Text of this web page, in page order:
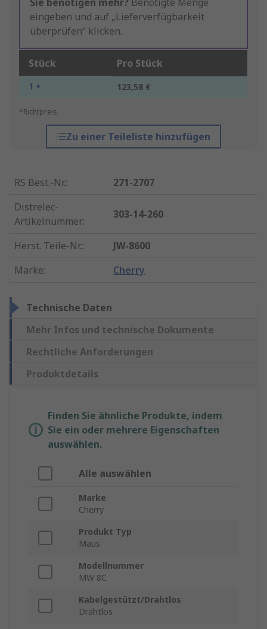
Sie benötigen mehr? Benötigte Menge
eingeben und auf „Lieferverfügbarkeit
überprüfen“ klicken.
Stück Pro Stück
1 + 123,58 €
*Richtpreis
Zu einer Teileliste hinzufügen
RS Best.-Nr.:
271-2707
Distrelec-
Artikelnummer:
303-14-260
Herst. Teile-Nr.:
JW-8600
Marke: Cherry
Technische Daten
Mehr Infos und technische Dokumente
Rechtliche Anforderungen
Produktdetails
Finden Sie ähnliche Produkte, indem
Sie ein oder mehrere Eigenschaften
auswählen.
Alle auswählen
Marke
Cherry
Produkt Typ
Maus
Modellnummer
MW 8C
Kabelgestützt/Drahtlos
Drahtlos